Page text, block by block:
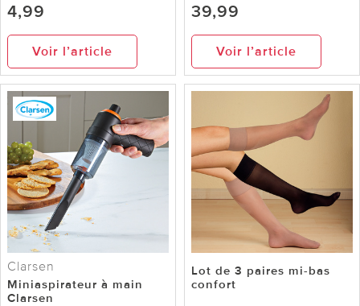
4,99
Voir l’article
39,99
Voir l’article
Clarsen
Miniaspirateur à main
Clarsen
Lot de 3 paires mi-bas
confort